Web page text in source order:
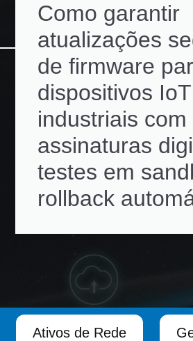
Como garantir
atualizações
de firmware
dispositivos IoT
industriais com
assinaturas
testes em
rollback
Ativos de Rede